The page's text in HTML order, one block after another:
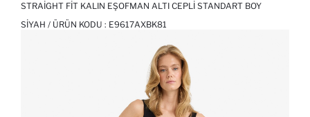
STRAIGHT FIT KALIN EŞOFMAN ALTI CEPLI STANDART BOY
SIYAH / ÜRÜN KODU : E9617AXBK81